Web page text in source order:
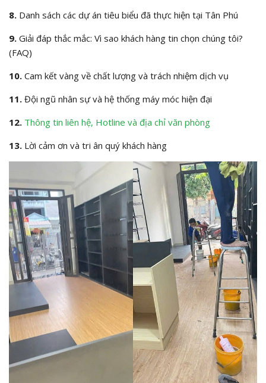
8. Danh sách các dự án tiêu biểu đã thực hiện tại Tân Phú
9. Giải đáp thắc mắc: Vì sao khách hàng tin chọn chúng tôi?
(FAQ)
10. Cam kết vàng về chất lượng và trách nhiệm dịch vụ
11. Đội ngũ nhân sự và hệ thống máy móc hiện đại
12. Thông tin liên hệ, Hotline và địa chỉ văn phòng
13. Lời cảm ơn và tri ân quý khách hàng